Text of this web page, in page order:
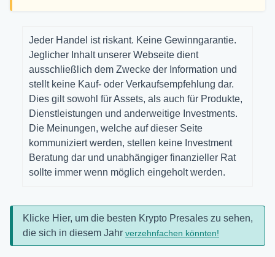
Jeder Handel ist riskant. Keine Gewinngarantie.
Jeglicher Inhalt unserer Webseite dient
ausschließlich dem Zwecke der Information und
stellt keine Kauf- oder Verkaufsempfehlung dar.
Dies gilt sowohl für Assets, als auch für Produkte,
Dienstleistungen und anderweitige Investments.
Die Meinungen, welche auf dieser Seite
kommuniziert werden, stellen keine Investment
Beratung dar und unabhängiger finanzieller Rat
sollte immer wenn möglich eingeholt werden.
Klicke Hier, um die besten Krypto Presales zu sehen,
die sich in diesem Jahr verzehnfachen könnten!